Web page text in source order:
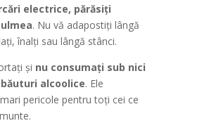
electrice, părăsiţi
. Nu vă adapostiţi lângă
înalţi sau lângă stânci.
şi nu consumaţi sub nici
alcoolice. Ele
pericole pentru toţi cei ce